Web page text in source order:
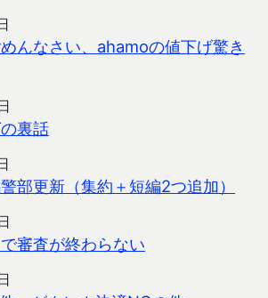
んなさい、ahamoの値下げ驚き
裏話
部更新（集約＋短編2つ追加）
審査が終わらない